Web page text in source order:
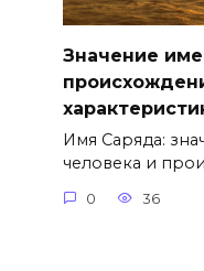
Значение
Имя Саряда:
человека и
0 36